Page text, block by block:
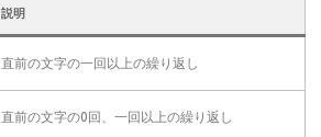
説明
直前の文字の一回以上の繰り返し
直前の文字の0回、一回以上の繰り返し